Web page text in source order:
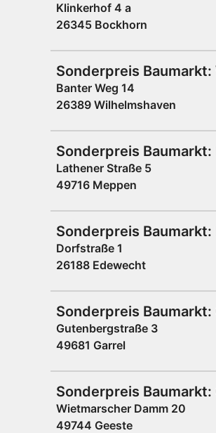
Klinkerhof 4 a
26345 Bockhorn
Sonderpreis
Banter Weg 14
26389 Wilhelmshaven
Sonderpreis Baumarkt:
Lathener Straße 5
49716 Meppen
Sonderpreis
Dorfstraße 1
26188 Edewecht
Sonderpreis Baumarkt:
Gutenbergstraße 3
49681 Garrel
Sonderpreis Baumarkt:
Wietmarscher Damm 20
49744 Geeste